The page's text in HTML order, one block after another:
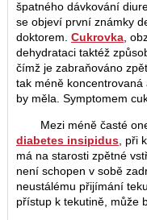
špatného dávkování
se objeví první známky
doktorem. Cukrovka ,
dehydrataci taktéž
čímž je zabraňováno
tak méně
by měla. Symptomem
Mezi méně časté
diabetes insipidus , při
má na starosti zpětné
není schopen v sobě
neustálému přijímání
přístup k tekutině, může